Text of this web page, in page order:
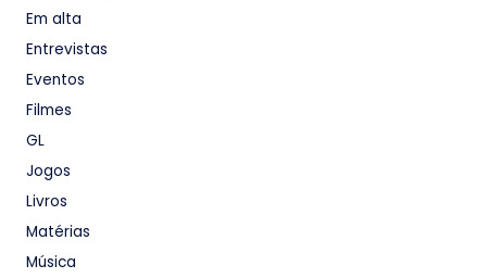
Em alta
Entrevistas
Eventos
Filmes
GL
Jogos
Livros
Matérias
Música